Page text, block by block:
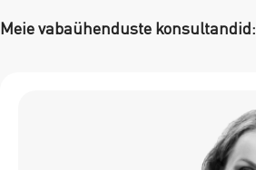
Meie vabaühenduste konsultandid: